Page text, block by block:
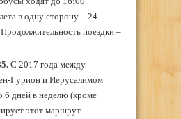
в одну сторону – 24
поездки –
С 2017 года между
Гурион и Иерусалимом
6 дней в неделю (кроме
этот маршрут.